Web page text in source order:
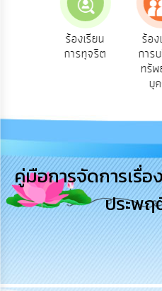
จัดการ
ความ
รู้
การ
ดำเนิน
งาน
การ
ร้องเรียน
การทุจริต
ร้อง
การ
ทรัพ
บุ
คู่มือการจัดการเรื่อ
ประพ